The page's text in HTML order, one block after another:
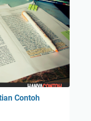
Contoh